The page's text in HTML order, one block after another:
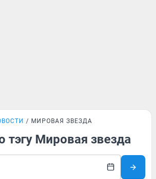
МИРОВАЯ ЗВЕЗДА
тэгу Мировая звезда